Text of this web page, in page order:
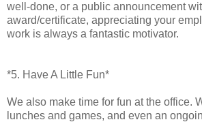
well-done, or a public announcement
award/certificate, appreciating your
work is always a fantastic motivator.
*5. Have A Little Fun*
We also make time for fun at the office.
lunches and games, and even an